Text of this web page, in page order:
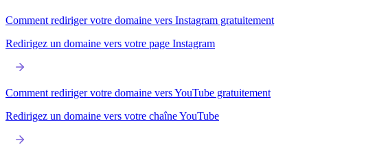
Comment rediriger votre domaine vers Instagram gratuitement
Redirigez un domaine vers votre page Instagram
Comment rediriger votre domaine vers YouTube gratuitement
Redirigez un domaine vers votre chaîne YouTube